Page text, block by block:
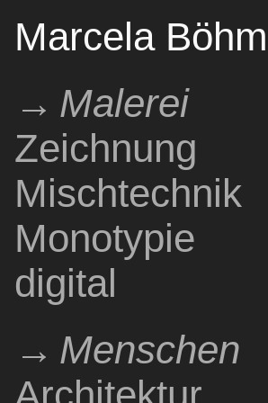
Marcela Böhm
Malerei
Pintura
Painting
Zeichnung
Dibujo
Drawing
Mischtechnik
Técnica mixta
Mixed media
Monotypie
Monotipo
monotype
digital
digital
digital
Menschen